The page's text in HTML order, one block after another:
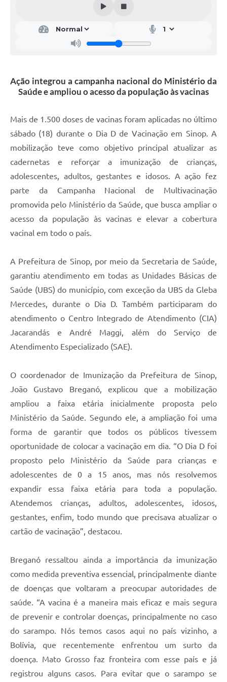
Ação integrou a campanha nacional do Ministério da
Saúde e ampliou o acesso da população às vacinas
Mais de 1.500 doses de vacinas foram aplicadas no último
sábado (18) durante o Dia D de Vacinação em Sinop. A
mobilização teve como objetivo principal atualizar as
cadernetas e reforçar a imunização de crianças,
adolescentes, adultos, gestantes e idosos. A ação fez
parte da Campanha Nacional de Multivacinação
promovida pelo Ministério da Saúde, que busca ampliar o
acesso da população às vacinas e elevar a cobertura
vacinal em todo o país.
A Prefeitura de Sinop, por meio da Secretaria de Saúde,
garantiu atendimento em todas as Unidades Básicas de
Saúde (UBS) do município, com exceção da UBS da Gleba
Mercedes, durante o Dia D. Também participaram do
atendimento o Centro Integrado de Atendimento (CIA)
Jacarandás e André Maggi, além do Serviço de
Atendimento Especializado (SAE).
O coordenador de Imunização da Prefeitura de Sinop,
João Gustavo Breganó, explicou que a mobilização
ampliou a faixa etária inicialmente proposta pelo
Ministério da Saúde. Segundo ele, a ampliação foi uma
forma de garantir que todos os públicos tivessem
oportunidade de colocar a vacinação em dia. “O Dia D foi
proposto pelo Ministério da Saúde para crianças e
adolescentes de 0 a 15 anos, mas nós resolvemos
expandir essa faixa etária para toda a população.
Atendemos crianças, adultos, adolescentes, idosos,
gestantes, enfim, todo mundo que precisava atualizar o
cartão de vacinação”, destacou.
Breganó ressaltou ainda a importância da imunização
como medida preventiva essencial, principalmente diante
de doenças que voltaram a preocupar autoridades de
saúde. “A vacina é a maneira mais eficaz e mais segura
de prevenir e controlar doenças, principalmente no caso
do sarampo. Nós temos casos aqui no país vizinho, a
Bolívia, que recentemente enfrentou um surto da
doença. Mato Grosso faz fronteira com esse país e já
registrou alguns casos. Para evitar que o sarampo se